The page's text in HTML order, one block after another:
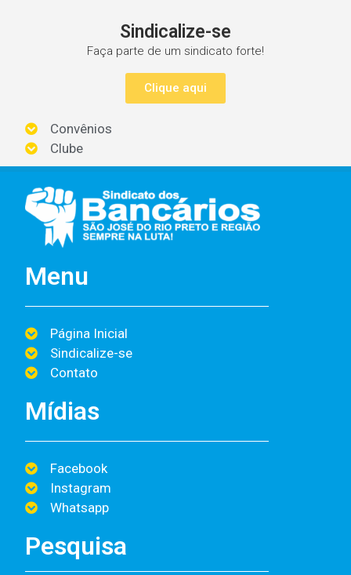
Sindicalize-se
Faça parte de um sindicato forte!
Clique aqui
Convênios
Clube
Menu
Página Inicial
Sindicalize-se
Contato
Mídias
Facebook
Instagram
Whatsapp
Pesquisa